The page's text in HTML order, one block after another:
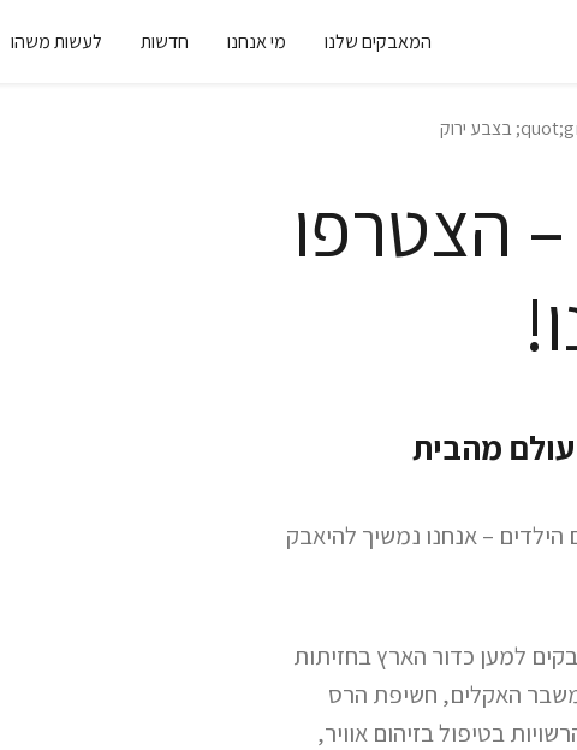
המאבקים שלנו מי אנחנו חדשות לעשות משהו
– הצטרפו
מהבית
– אנחנו נמשיך להיאבק
למען כדור הארץ בחזיתות
משבר האקלים, חשיפת הרס
בטיפול בזיהום אוויר,